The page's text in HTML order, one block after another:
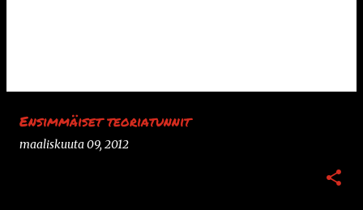
Ensimmäiset teoriatunnit
maaliskuuta 09, 2012